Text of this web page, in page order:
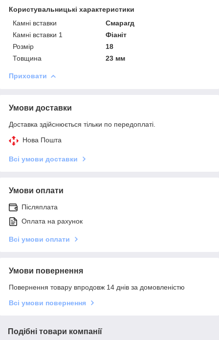
Користувальницькі характеристики
Камні вставки
Смарагд
Камні вставки 1
Фіаніт
Розмір
18
Товщина
23 мм
Приховати
Умови доставки
Доставка здійснюється тільки по передоплаті.
Нова Пошта
Всі умови доставки
Умови оплати
Післяплата
Оплата на рахунок
Всі умови оплати
Умови повернення
Повернення товару впродовж 14 днів за домовленістю
Всі умови повернення
Подібні товари компанії